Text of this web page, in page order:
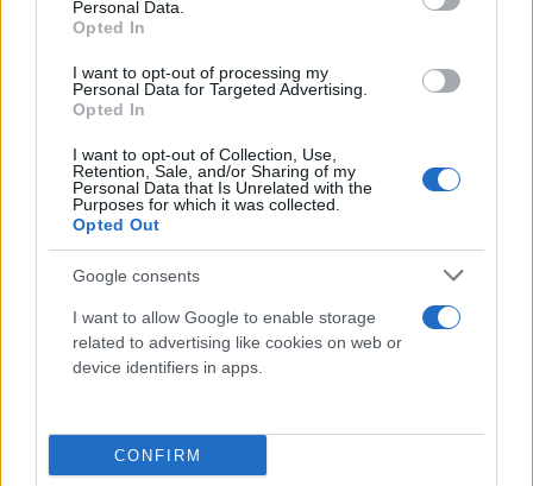
Personal Data.
Opted In
I want to opt-out of processing my
Personal Data for Targeted Advertising.
Opted In
I want to opt-out of Collection, Use,
Retention, Sale, and/or Sharing of my
Personal Data that Is Unrelated with the
Purposes for which it was collected.
Opted Out
Google consents
I want to allow Google to enable storage
related to advertising like cookies on web or
device identifiers in apps.
CONFIRM